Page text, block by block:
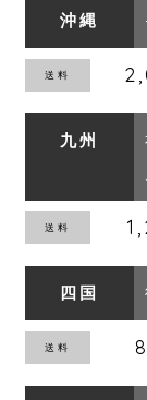
沖縄
九州
四国